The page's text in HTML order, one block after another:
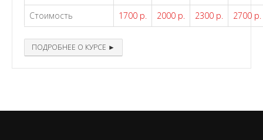
Стоимость
1700 р. 2000 р. 2300 р. 2700 р.
ПОДРОБНЕЕ О КУРСЕ ►